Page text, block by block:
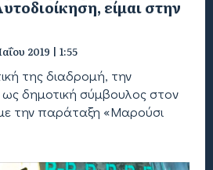
είμαι στην
2019 | 1:55
της διαδρομή, την
δημοτική σύμβουλος στον
την παράταξη «Μαρούσι